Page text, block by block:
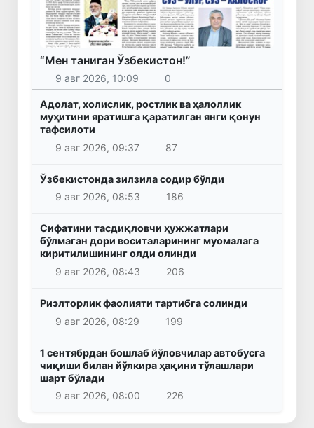
“Мен таниган Ўзбекистон!”
9 авг 2026, 10:09 0
Адолат, холислик, ростлик ва ҳалоллик
муҳитини яратишга қаратилган янги қонун
тафсилоти
9 авг 2026, 09:37
87
Ўзбекистонда зилзила содир бўлди
9 авг 2026, 08:53
186
Сифатини тасдиқловчи ҳужжатлари
бўлмаган дори воситаларининг муомалага
киритилишининг олди олинди
9 авг 2026, 08:43
206
Риэлторлик фаолияти тартибга солинди
9 авг 2026, 08:29
199
1 сентябрдан бошлаб йўловчилар автобусга
чиқиши билан йўлкира ҳақини тўлашлари
шарт бўлади
9 авг 2026, 08:00
226